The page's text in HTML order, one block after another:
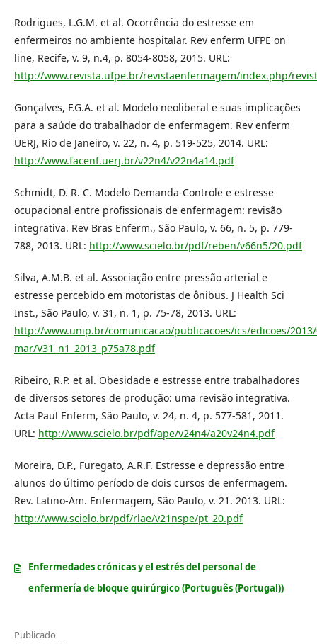
Rodrigues, L.G.M. et al. Ocorrência do estresse em
enfermeiros no ambiente hospitalar. Rev enferm UFPE on
line, Recife, v. 9, n.4, p. 8054-8058, 2015. URL:
http://www.revista.ufpe.br/revistaenfermagem/index.php/
Gonçalves, F.G.A. et al. Modelo neoliberal e suas implicações
para a saúde do trabalhador de enfermagem. Rev enferm
UERJ, Rio de Janeiro, v. 22, n. 4, p. 519-525, 2014. URL:
http://www.facenf.uerj.br/v22n4/v22n4a14.pdf
Schmidt, D. R. C. Modelo Demanda-Controle e estresse
ocupacional entre profissionais de enfermagem: revisão
integrativa. Rev Bras Enferm., São Paulo, v. 66, n. 5, p. 779-
788, 2013. URL: http://www.scielo.br/pdf/reben/v66n5/20.pdf
Silva, A.M.B. et al. Associação entre pressão arterial e
estresse percebido em motoristas de ônibus. J Health Sci
Inst., São Paulo, v. 31, n. 1, p. 75-78, 2013. URL:
http://www.unip.br/comunicacao/publicacoes/ics/edicoes/
mar/V31_n1_2013_p75a78.pdf
Ribeiro, R.P. et al. Obesidade e estresse entre trabalhadores
de diversos setores de produção: uma revisão integrativa.
Acta Paul Enferm, São Paulo, v. 24, n. 4, p. 577-581, 2011.
URL: http://www.scielo.br/pdf/ape/v24n4/a20v24n4.pdf
Moreira, D.P., Furegato, A.R.F. Estresse e depressão entre
alunos do último período de dois cursos de enfermagem.
Rev. Latino-Am. Enfermagem, São Paulo, v. 21. 2013. URL:
http://www.scielo.br/pdf/rlae/v21nspe/pt_20.pdf
Enfermedades crónicas y el estrés del personal de
enfermería de bloque quirúrgico (Português (Portugal))
Publicado